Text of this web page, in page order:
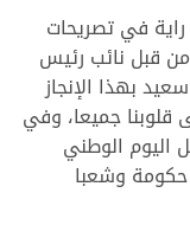
في تصريحات
من قبل نائب رئيس
بهذا الإنجاز
جميعا، وفي
الذي يمثل اليوم الوطني
وشعبا